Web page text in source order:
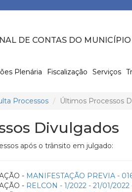
DE CONTAS DO
Plenária Fiscalização Serviços
Processos Últimos Processos
Divulgados
após o trânsito em julgado:
- MANIFESTAÇÃO PREVIA -
- RELCON - 1/2022 - 21/01/